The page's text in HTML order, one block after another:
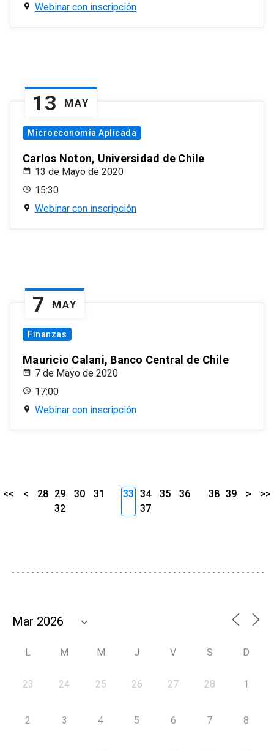
Webinar con inscripción
13 MAY
Microeconomía Aplicada
Carlos Noton, Universidad de Chile
13 de Mayo de 2020
15:30
Webinar con inscripción
7 MAY
Finanzas
Mauricio Calani, Banco Central de Chile
7 de Mayo de 2020
17:00
Webinar con inscripción
<< < 28 29 30
31
32
33 34 35
36
37
38 39 > >>
L M M J V S D
23 24 25 26 27 28 1
2 3 4 5 6 7 8